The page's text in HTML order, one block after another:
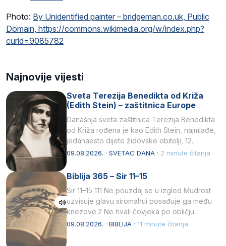
Photo: By Unidentified painter – bridgeman.co.uk, Public
Domain, https://commons.wikimedia.org/w/index.php?
curid=9085782
Najnovije vijesti
Sveta Terezija Benedikta od Križa
(Edith Stein) – zaštitnica Europe
Današnja sveta zaštitnica Terezija Benedikta
od Križa rođena je kao Edith Stein, najmlađe,
jedanaesto dijete židovske obitelji, 12.
listopada 1891, u Wrocławu…
09.08.2026. · SVETAC DANA · 2 minute čitanja
Biblija 365 – Sir 11–15
Sir 11–15 111 Ne pouzdaj se u izgled Mudrost
uzvisuje glavu siromahui posađuje ga među
knezove.2 Ne hvali čovjeka po obličju
njegovui…
09.08.2026. · BIBLIJA · 11 minute čitanja